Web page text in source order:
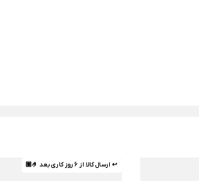
↩ ارسال کالا از 6 روز کاری بعد 🤌🏼